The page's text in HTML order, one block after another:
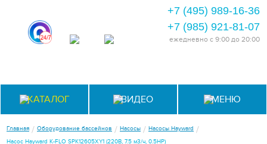
+7 (495) 989-16-36
+7 (985) 921-81-07
ежедневно с 9:00 до 20:00
КАТАЛОГ ВИДЕО МЕНЮ
Главная / Оборудование бассейнов / Насосы / Насосы Hayward /
Насос Hayward K-FLO SPK12605XY1 (220В, 7.5 м3/ч, 0.5НР)